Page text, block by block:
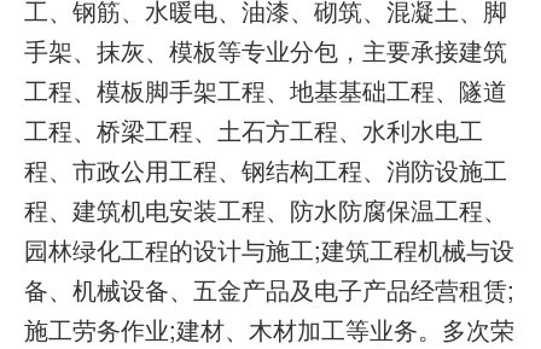
工、钢筋、水暖电、油漆、砌筑、混凝土、脚
手架、抹灰、模板等专业分包，主要承接建筑
工程、模板脚手架工程、地基基础工程、隧道
工程、桥梁工程、土石方工程、水利水电工
程、市政公用工程、钢结构工程、消防设施工
程、建筑机电安装工程、防水防腐保温工程、
园林绿化工程的设计与施工;建筑工程机械与设
备、机械设备、五金产品及电子产品经营租赁;
施工劳务作业;建材、木材加工等业务。多次荣